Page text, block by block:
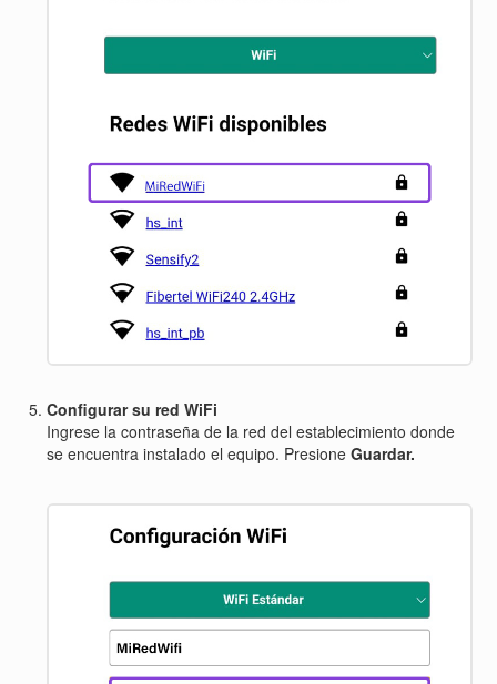
Configurar su red WiFi
Ingrese la contraseña de la red del establecimiento donde
se encuentra instalado el equipo. PresioneGuardar.